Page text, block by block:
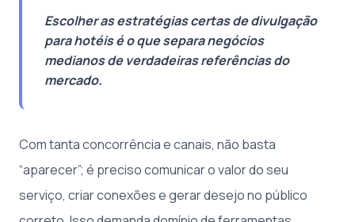
Escolher as estratégias certas de divulgação
para hotéis é o que separa negócios
medianos de verdadeiras referências do
mercado.
Com tanta concorrência e canais, não basta
“aparecer”; é preciso comunicar o valor do seu
serviço, criar conexões e gerar desejo no público